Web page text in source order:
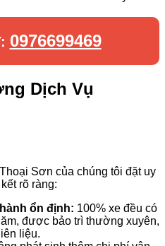
0976699469
Dịch Vụ
Sơn của chúng tôi đặt uy
rõ ràng:
ổn định: 100% xe đều có
được bảo trì thường xuyên,
liệu.